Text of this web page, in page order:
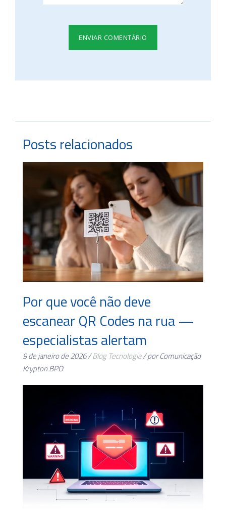
Posts relacionados
Por que você não deve
escanear QR Codes na rua —
especialistas alertam
9 de janeiro de 2026 /Blog Tecnologia/ por Comunicação
Krypton BPO